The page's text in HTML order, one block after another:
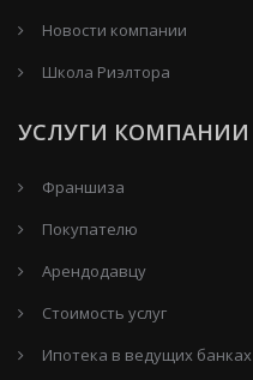
Новости компании
Школа Риэлтора
УСЛУГИ КОМПАНИИ
Франшиза
Покупателю
Арендодавцу
Стоимость услуг
Ипотека в ведущих банках